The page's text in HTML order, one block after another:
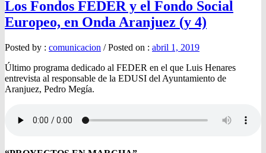
Los Fondos FEDER y el Fondo Social
Europeo, en Onda Aranjuez (y 4)
Posted by : comunicacion / Posted on : abril 1, 2019
Último programa dedicado al FEDER en el que Luis Henares
entrevista al responsable de la EDUSI del Ayuntamiento de
Aranjuez, Pedro Megía.